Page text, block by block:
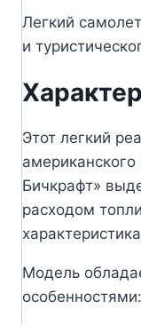
Легкий
и
Этот легкий
Бичкрафт»
расходом
Модель
особенностями: